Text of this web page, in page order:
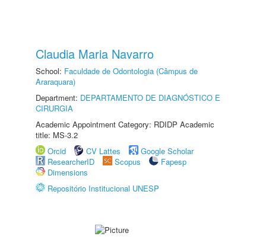
Claudia Maria Navarro
School: Faculdade de Odontologia (Câmpus de
Araraquara)
Department: DEPARTAMENTO DE DIAGNÓSTICO E
CIRURGIA
Academic Appointment Category: RDIDP Academic
title: MS-3.2
Orcid
CV Lattes
Google Scholar
ResearcherID
Scopus
Fapesp
Dimensions
Repositório Institucional UNESP